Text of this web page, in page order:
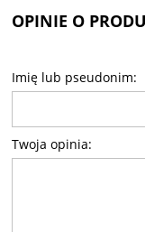
OPINIE O
Imię lub pseudonim:
Twoja opinia: